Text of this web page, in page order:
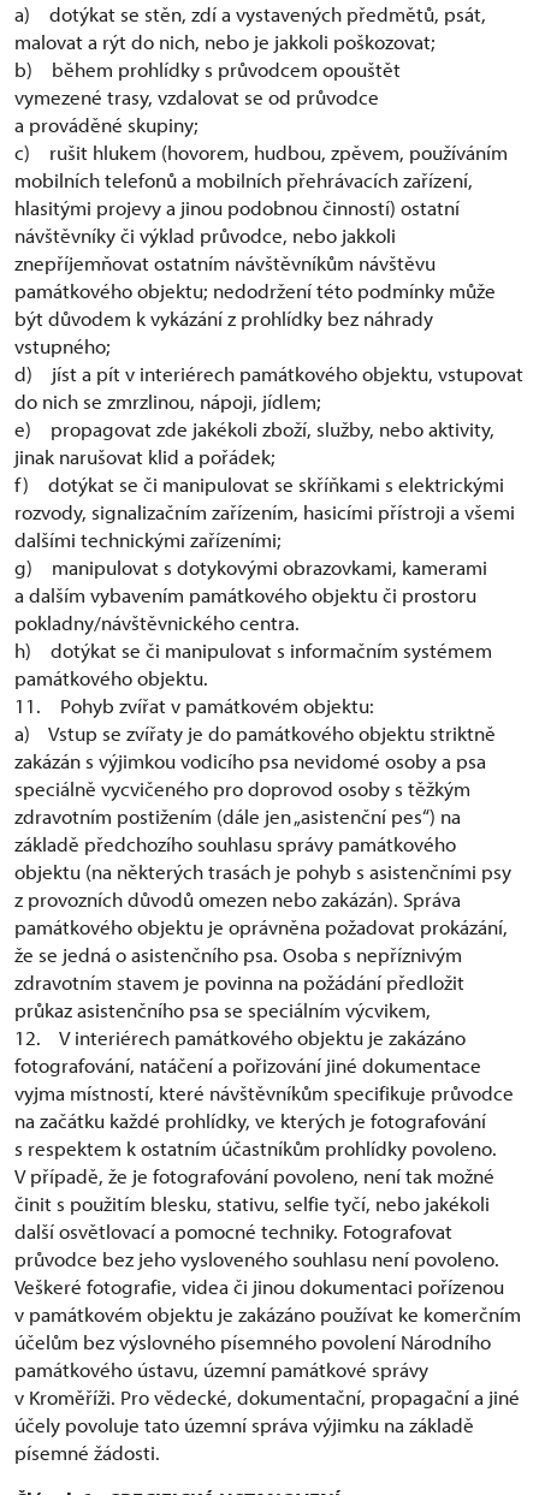
a) dotýkat se stěn, zdí a vystavených předmětů, psát,
malovat a rýt do nich, nebo je jakkoli poškozovat;
b) během prohlídky s průvodcem opouštět
vymezené trasy, vzdalovat se od průvodce
a prováděné skupiny;
c) rušit hlukem (hovorem, hudbou, zpěvem, používáním
mobilních telefonů a mobilních přehrávacích zařízení,
hlasitými projevy a jinou podobnou činností) ostatní
návštěvníky či výklad průvodce, nebo jakkoli
znepříjemňovat ostatním návštěvníkům návštěvu
památkového objektu; nedodržení této podmínky může
být důvodem k vykázání z prohlídky bez náhrady
vstupného;
d) jíst a pít v interiérech památkového objektu, vstupovat
do nich se zmrzlinou, nápoji, jídlem;
e) propagovat zde jakékoli zboží, služby, nebo aktivity,
jinak narušovat klid a pořádek;
f) dotýkat se či manipulovat se skříňkami s elektrickými
rozvody, signalizačním zařízením, hasicími přístroji a všemi
dalšími technickými zařízeními;
g) manipulovat s dotykovými obrazovkami, kamerami
a dalším vybavením památkového objektu či prostoru
pokladny/návštěvnického centra.
h) dotýkat se či manipulovat s informačním systémem
památkového objektu.
11. Pohyb zvířat v památkovém objektu:
a) Vstup se zvířaty je do památkového objektu striktně
zakázán s výjimkou vodicího psa nevidomé osoby a psa
speciálně vycvičeného pro doprovod osoby s těžkým
zdravotním postižením (dále jen „asistenční pes“) na
základě předchozího souhlasu správy památkového
objektu (na některých trasách je pohyb s asistenčními psy
z provozních důvodů omezen nebo zakázán). Správa
památkového objektu je oprávněna požadovat prokázání,
že se jedná o asistenčního psa. Osoba s nepříznivým
zdravotním stavem je povinna na požádání předložit
průkaz asistenčního psa se speciálním výcvikem,
12. V interiérech památkového objektu je zakázáno
fotografování, natáčení a pořizování jiné dokumentace
vyjma místností, které návštěvníkům specifikuje průvodce
na začátku každé prohlídky, ve kterých je fotografování
s respektem k ostatním účastníkům prohlídky povoleno.
V případě, že je fotografování povoleno, není tak možné
činit s použitím blesku, stativu, selfie tyčí, nebo jakékoli
další osvětlovací a pomocné techniky. Fotografovat
průvodce bez jeho vysloveného souhlasu není povoleno.
Veškeré fotografie, videa či jinou dokumentaci pořízenou
v památkovém objektu je zakázáno používat ke komerčním
účelům bez výslovného písemného povolení Národního
památkového ústavu, územní památkové správy
v Kroměříži. Pro vědecké, dokumentační, propagační a jiné
účely povoluje tato územní správa výjimku na základě
písemné žádosti.